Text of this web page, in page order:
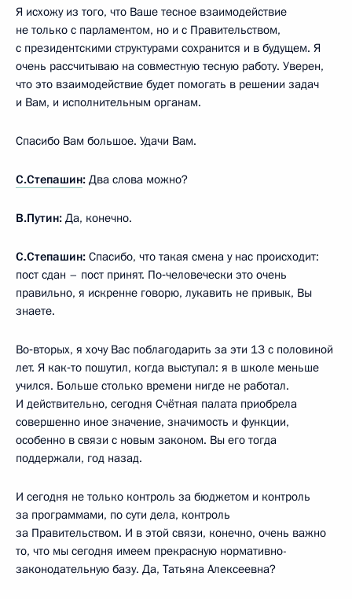
Я исхожу из того, что Ваше тесное взаимодействие
не только с парламентом, но и с Правительством,
с президентскими структурами сохранится и в будущем. Я
очень рассчитываю на совместную тесную работу. Уверен,
что это взаимодействие будет помогать в решении задач
и Вам, и исполнительным органам.
Спасибо Вам большое. Удачи Вам.
С.Степашин: Два слова можно?
В.Путин: Да, конечно.
С.Степашин: Спасибо, что такая смена у нас происходит:
пост сдан – пост принят. По‑человечески это очень
правильно, я искренне говорю, лукавить не привык, Вы
знаете.
Во‑вторых, я хочу Вас поблагодарить за эти 13 с половиной
лет. Я как‑то пошутил, когда выступал: я в школе меньше
учился. Больше столько времени нигде не работал.
И действительно, сегодня Счётная палата приобрела
совершенно иное значение, значимость и функции,
особенно в связи с новым законом. Вы его тогда
поддержали, год назад.
И сегодня не только контроль за бюджетом и контроль
за программами, по сути дела, контроль
за Правительством. И в этой связи, конечно, очень важно
то, что мы сегодня имеем прекрасную нормативно-
законодательную базу. Да, Татьяна Алексеевна?